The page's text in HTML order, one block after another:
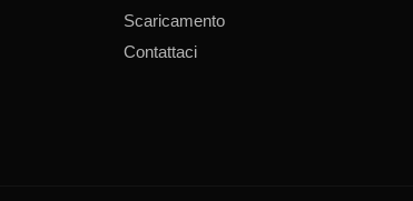
Scaricamento
Contattaci